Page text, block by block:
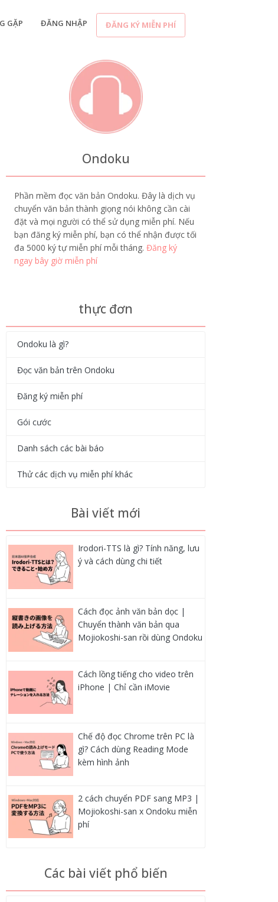
GẶP ĐĂNG NHẬP ĐĂNG KÝ MIỄN PHÍ
Ondoku
Phần mềm đọc văn bản Ondoku. Đây là dịch vụ
chuyển văn bản thành giọng nói không cần cài
đặt và mọi người có thể sử dụng miễn phí. Nếu
bạn đăng ký miễn phí, bạn có thể nhận được tối
đa 5000 ký tự miễn phí mỗi tháng. Đăng ký
ngay bây giờ miễn phí
thực đơn
Ondoku là gì?
Đọc văn bản trên Ondoku
Đăng ký miễn phí
Gói cước
Danh sách các bài báo
Thử các dịch vụ miễn phí khác
Bài viết mới
Irodori-TTS là gì? Tính năng, lưu
ý và cách dùng chi tiết
Cách đọc ảnh văn bản dọc |
Chuyển thành văn bản qua
Mojiokoshi-san rồi dùng Ondoku
Cách lồng tiếng cho video trên
iPhone | Chỉ cần iMovie
Chế độ đọc Chrome trên PC là
gì? Cách dùng Reading Mode
kèm hình ảnh
2 cách chuyển PDF sang MP3 |
Mojiokoshi-san x Ondoku miễn
phí
Các bài viết phổ biến